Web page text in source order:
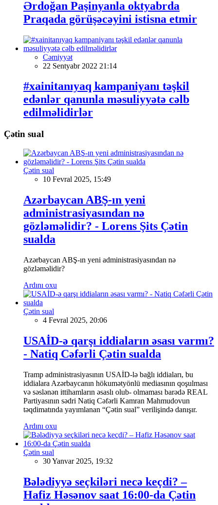
Ərdoğan Paşinyanla oktyabrda
Praqada görüşəcəyini istisna etmir
Cəmiyyət
22 Sentyabr 2022 21:14
#xainitanıyaq kampaniyanı təşkil
edənlər qanunla məsuliyyətə cəlb
edilməlidirlər
Çətin sual
Çətin sual
10 Fevral 2025, 15:49
Azərbaycan ABŞ-ın yeni
administrasiyasından nə
gözləməlidir? - Lorens Şits Çətin
sualda
Azərbaycan ABŞ-ın yeni administrasiyasından nə
gözləməlidir?
Ardını oxu
Çətin sual
4 Fevral 2025, 20:06
USAİD-ə qarşı iddiaların əsası varmı?
- Natiq Cəfərli Çətin sualda
Tramp administrasiyasının USAİD-lə bağlı iddiaları, bu
iddialara Azərbaycanın hökumətyönlü mediasının qoşulması
və səslənən ittihamların əsaslı olub- olmaması barədə REAL
Partiyasının sədri Natiq Cəfərli Kamran Mahmudovun
təqdimatında yayımlanan “Çətin sual” verilişində danışır.
Ardını oxu
Çətin sual
30 Yanvar 2025, 19:32
Bələdiyyə seçkiləri necə keçdi? –
Hafiz Həsənov saat 16:00-da Çətin